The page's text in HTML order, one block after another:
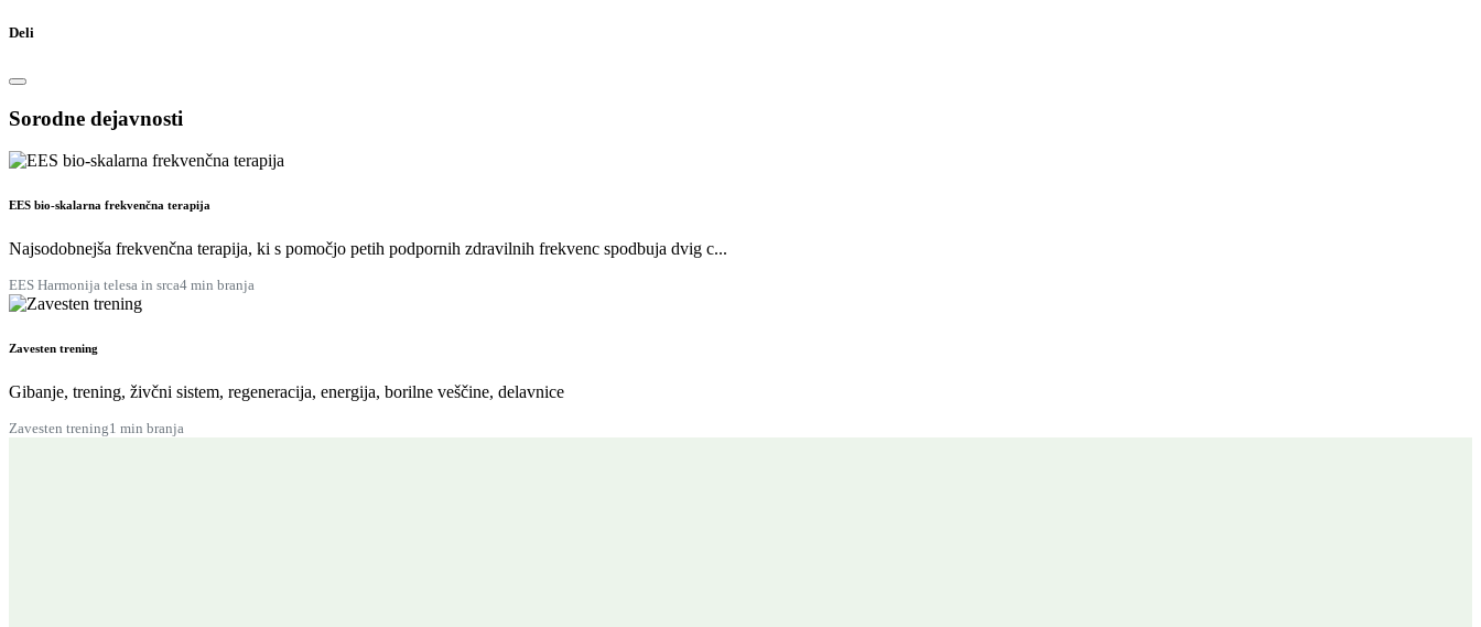
Deli
Sorodne dejavnosti
EES bio-skalarna frekvenčna terapija
Najsodobnejša frekvenčna terapija, ki s pomočjo petih podpornih zdravilnih frekvenc spodbuja dvig c...
EES Harmonija telesa in srca4 min branja
Zavesten trening
Gibanje, trening, živčni sistem, regeneracija, energija, borilne veščine, delavnice
Zavesten trening1 min branja